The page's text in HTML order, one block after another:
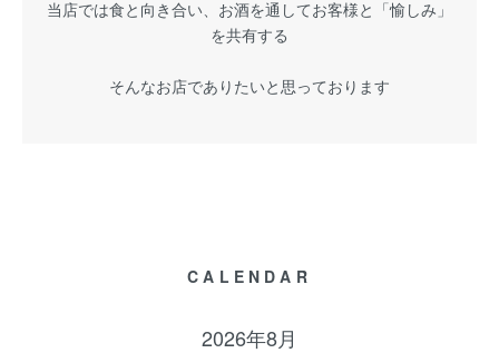
当店では食と向き合い、お酒を通してお客様と「愉しみ」
を共有する
そんなお店でありたいと思っております
CALENDAR
2026年8月